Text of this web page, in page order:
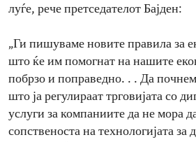
луѓе, рече претседателот Бајден:
„Ги пишуваме новите правила за
што ќе им помогнат на нашите
побрзо и поправедно. . . Да
што ја регулираат трговијата со
услуги за компаниите да не мора
сопственоста на технологијата за